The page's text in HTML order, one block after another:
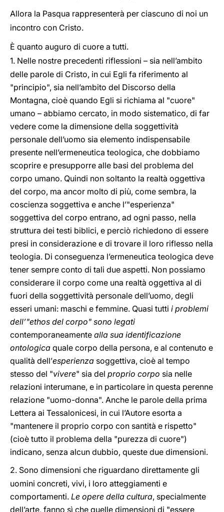
Allora la Pasqua rappresenterà per ciascuno di noi un
incontro con Cristo.
È quanto auguro di cuore a tutti.
1. Nelle nostre precedenti riflessioni – sia nell’ambito
delle parole di Cristo, in cui Egli fa riferimento al
"principio", sia nell’ambito del Discorso della
Montagna, cioè quando Egli si richiama al "cuore"
umano – abbiamo cercato, in modo sistematico, di far
vedere come la dimensione della soggettività
personale dell’uomo sia elemento indispensabile
presente nell’ermeneutica teologica, che dobbiamo
scoprire e presupporre alle basi del problema del
corpo umano. Quindi non soltanto la realtà oggettiva
del corpo, ma ancor molto di più, come sembra, la
coscienza soggettiva e anche l’"esperienza"
soggettiva del corpo entrano, ad ogni passo, nella
struttura dei testi biblici, e perciò richiedono di essere
presi in considerazione e di trovare il loro riflesso nella
teologia. Di conseguenza l’ermeneutica teologica deve
tener sempre conto di tali due aspetti. Non possiamo
considerare il corpo come una realtà oggettiva al di
fuori della soggettività personale dell’uomo, degli
esseri umani: maschi e femmine. Quasi tutti i problemi
dell’"ethos del corpo" sono legati
contemporaneamente alla sua identificazione
ontologica quale corpo della persona, e al contenuto e
qualità dell’esperienza soggettiva, cioè al tempo
stesso del "vivere" sia del proprio corpo sia nelle
relazioni interumane, e in particolare in questa perenne
relazione "uomo-donna". Anche le parole della prima
Lettera ai Tessalonicesi, in cui l’Autore esorta a
"mantenere il proprio corpo con santità e rispetto"
(cioè tutto il problema della "purezza di cuore")
indicano, senza alcun dubbio, queste due dimensioni.
2. Sono dimensioni che riguardano direttamente gli
uomini concreti, vivi, i loro atteggiamenti e
comportamenti. Le opere della cultura, specialmente
dell’arte, fanno sì che quelle dimensioni di "essere